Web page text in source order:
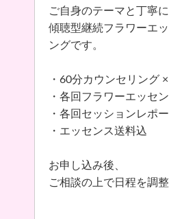
ご自身のテーマと丁寧
傾聴型継続フラワーエ
ングです。
・60分カウンセリング ×
・各回フラワーエッセ
・各回セッションレポ
・エッセンス送料込
お申し込み後、
ご相談の上で日程を調